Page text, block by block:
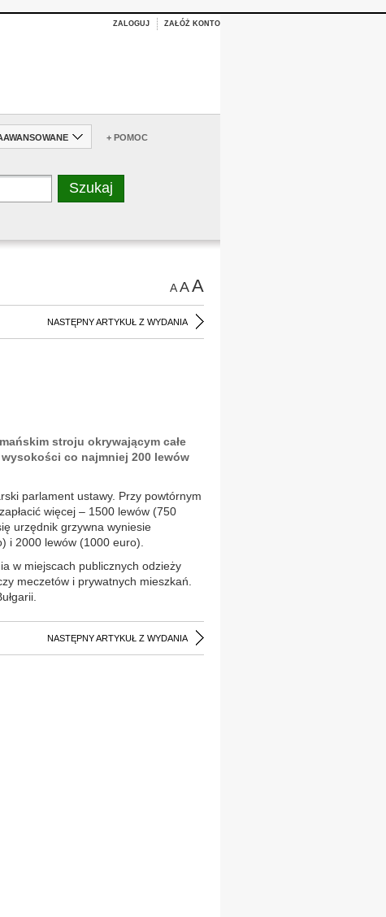
ZALOGUJ ZAŁÓŻ KONTO
+ POMOC
AAA
NASTĘPNY ARTYKUŁ Z WYDANIA
stroju okrywającym całe
co najmniej 200 lewów
parlament ustawy. Przy powtórnym
więcej – 1500 lewów (750
urzędnik grzywna wyniesie
i 2000 lewów (1000 euro).
w miejscach publicznych odzieży
meczetów i prywatnych mieszkań.
NASTĘPNY ARTYKUŁ Z WYDANIA